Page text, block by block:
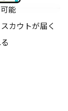
能
カウトが届く